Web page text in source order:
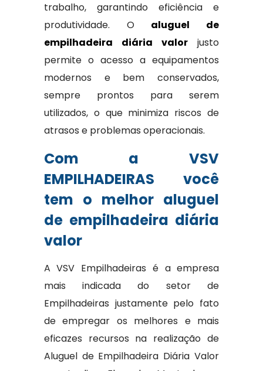
trabalho, garantindo eficiência e
produtividade. O aluguel de
empilhadeira diária valor justo
permite o acesso a equipamentos
modernos e bem conservados,
sempre prontos para serem
utilizados, o que minimiza riscos de
atrasos e problemas operacionais.
Com a VSV
EMPILHADEIRAS você
tem o melhor aluguel
de empilhadeira diária
valor
A VSV Empilhadeiras é a empresa
mais indicada do setor de
Empilhadeiras justamente pelo fato
de empregar os melhores e mais
eficazes recursos na realização de
Aluguel de Empilhadeira Diária Valor